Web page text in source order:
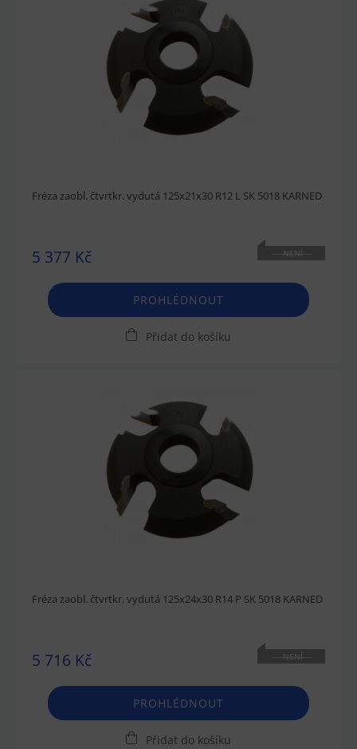
Fréza zaobl. čtvrtkr. vydutá 125x21x30 R12 L SK 5018 KARNED
5 377 Kč
NENÍ
PROHLÉDNOUT
Přidat do košíku
Fréza zaobl. čtvrtkr. vydutá 125x24x30 R14 P SK 5018 KARNED
5 716 Kč
NENÍ
PROHLÉDNOUT
Přidat do košíku